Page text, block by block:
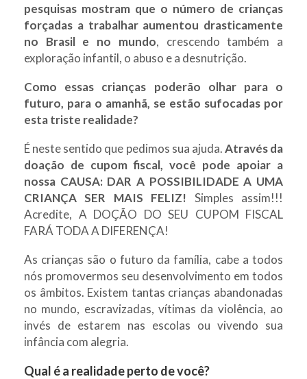
pesquisas mostram que o número de crianças
forçadas a trabalhar aumentou drasticamente
no Brasil e no mundo, crescendo também a
exploração infantil, o abuso e a desnutrição.
Como essas crianças poderão olhar para o
futuro, para o amanhã, se estão sufocadas por
esta triste realidade?
É neste sentido que pedimos sua ajuda.Através da
doação de cupom fiscal, você pode apoiar a
nossa CAUSA: DAR A POSSIBILIDADE A UMA
CRIANÇA SER MAIS FELIZ! Simples assim!!!
Acredite, A DOÇÃO DO SEU CUPOM FISCAL
FARÁ TODA A DIFERENÇA!
As crianças são o futuro da família, cabe a todos
nós promovermos seu desenvolvimento em todos
os âmbitos. Existem tantas crianças abandonadas
no mundo, escravizadas, vítimas da violência, ao
invés de estarem nas escolas ou vivendo sua
infância com alegria.
Qual é a realidade perto de você?